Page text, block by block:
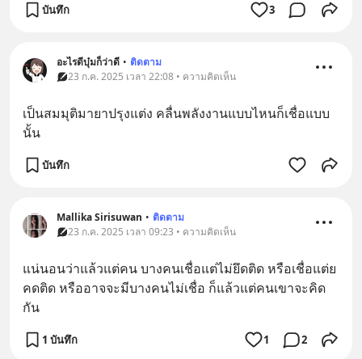
บันทึก 3
อะไรดีบุ๋มก็ว่าดี • ติดตาม
23 ก.ค. 2025 เวลา 22:08 • ความคิดเห็น
เป็นสมมุติมายาปรุงแต่ง คลื่นพลังงานแบบไหนก็เชื่อแบบ
นั้น
บันทึก
Mallika Sirisuwan • ติดตาม
23 ก.ค. 2025 เวลา 09:23 • ความคิดเห็น
แน่นอนว่าแล้วแต่คน บางคนเชื่อแต่ไม่ยึดติด หรือเชื่อแต่ย
คดติด หรืออาจจะมีบางคนไม่เชื่อ ก็แล้วแต่คนเขาจะคิด
กัน
1 บันทึก 1 2